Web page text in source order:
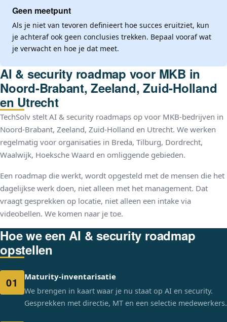
Geen meetpunt
Als je niet van tevoren definieert hoe succes eruitziet, kun
je achteraf ook geen conclusies trekken. Bepaal vooraf wat
je verwacht en hoe je dat meet.
AI & security roadmap voor MKB in
Noord-Brabant, Zeeland, Zuid-Holland
en Utrecht
TechSolv stelt AI & security roadmaps op voor MKB-bedrijven in
Noord-Brabant, Zeeland, Zuid-Holland en Utrecht. We werken
regelmatig voor organisaties in Breda, Tilburg, Dordrecht,
Waalwijk, Hoeksche Waard en omliggende gebieden.
Een roadmap die werkt, wordt opgesteld met de mensen die het
dagelijkse werk doen, niet alleen met het management. Dat
vraagt gesprekken op locatie, niet alleen een intake via
videobellen. We komen naar je toe.
Hoe we een AI & security roadmap
opstellen
01 Maturity-inventarisatie
We brengen in kaart waar je nu staat op AI en security.
Gesprekken met directie, MT en een selectie medewerkers.